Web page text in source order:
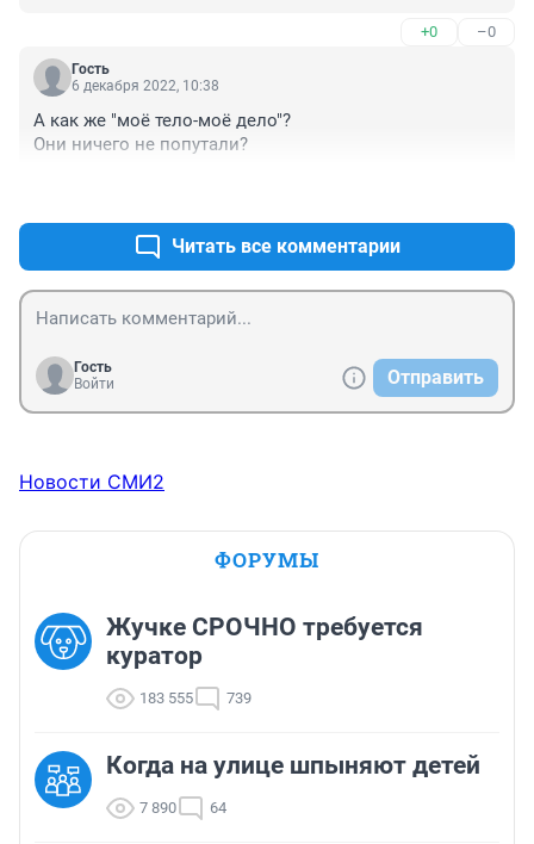
жить, оставьте их в покое. Если феминистки хотят
улучшить жизнь женщин, то они должны
популяризировать среди девочек-школьниц пользу
этого образования, помогать получать хорошую
профессию.
+0 –0
Гость
6 декабря 2022, 10:38
А как же "моё тело-моё дело"?
Они ничего не попутали?
Читать все комментарии
Гость
Войти
Отправить
Новости СМИ2
ФОРУМЫ
Жучке СРОЧНО требуется
куратор
183 555 739
Когда на улице шпыняют детей
7 890 64